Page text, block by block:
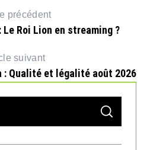
précédent
Roi Lion en streaming ?
suivant
: Qualité et légalité août 2026
S
A
C